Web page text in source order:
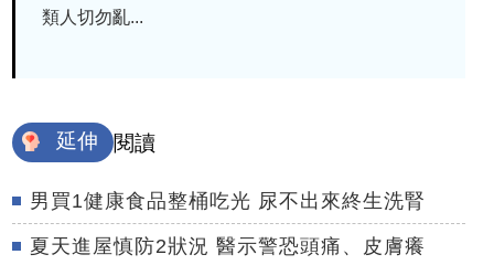
類人切勿亂...
延伸 閱讀
男買1健康食品整桶吃光 尿不出來終生洗腎
夏天進屋慎防2狀況 醫示警恐頭痛、皮膚癢